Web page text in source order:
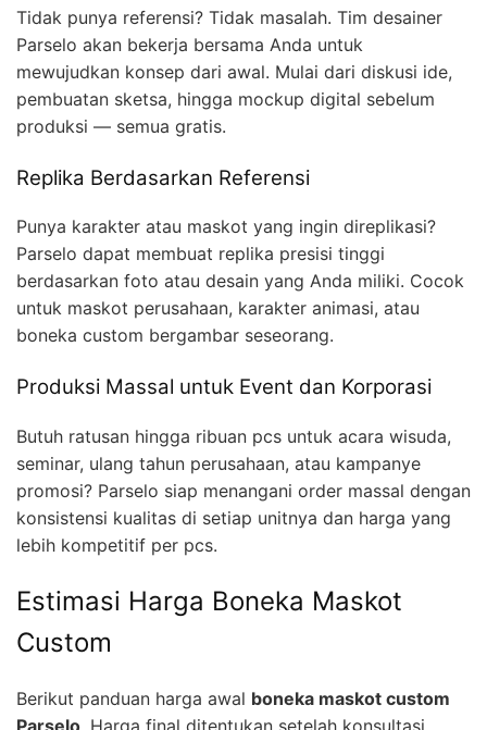
Tidak punya referensi? Tidak masalah. Tim desainer
Parselo akan bekerja bersama Anda untuk
mewujudkan konsep dari awal. Mulai dari diskusi ide,
pembuatan sketsa, hingga mockup digital sebelum
produksi — semua gratis.
Replika Berdasarkan Referensi
Punya karakter atau maskot yang ingin direplikasi?
Parselo dapat membuat replika presisi tinggi
berdasarkan foto atau desain yang Anda miliki. Cocok
untuk maskot perusahaan, karakter animasi, atau
boneka custom bergambar seseorang.
Produksi Massal untuk Event dan Korporasi
Butuh ratusan hingga ribuan pcs untuk acara wisuda,
seminar, ulang tahun perusahaan, atau kampanye
promosi? Parselo siap menangani order massal dengan
konsistensi kualitas di setiap unitnya dan harga yang
lebih kompetitif per pcs.
Estimasi Harga Boneka Maskot
Custom
Berikut panduan harga awal boneka maskot custom
Parselo . Harga final ditentukan setelah konsultasi